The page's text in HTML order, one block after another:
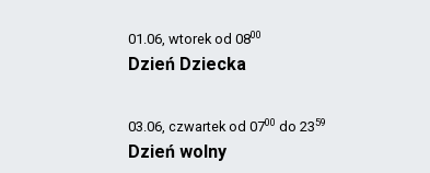
01.06, wtorek od 0800
Dzień Dziecka
03.06, czwartek od 0700 do 2359
Dzień wolny